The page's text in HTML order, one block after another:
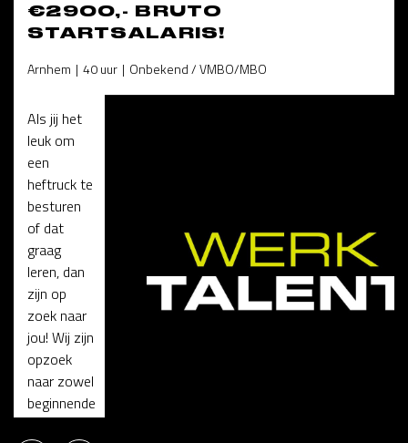
€2900,- BRUTO
STARTSALARIS!
Arnhem 40 uur Onbekend / VMBO/MBO
Als jij het
leuk om
een
heftruck te
besturen
of dat
graag
leren, dan
zijn op
zoek naar
jou! Wij zijn
opzoek
naar zowel
beginnende
...